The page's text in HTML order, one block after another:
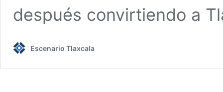
después convirtiendo a
Escenario Tlaxcala